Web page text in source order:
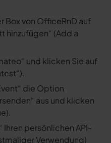
Box von OfficeRnD auf
hinzufügen“ (Add a
und klicken Sie auf
die Option
aus und klicken
Ihren persönlichen API-
Verwendung)